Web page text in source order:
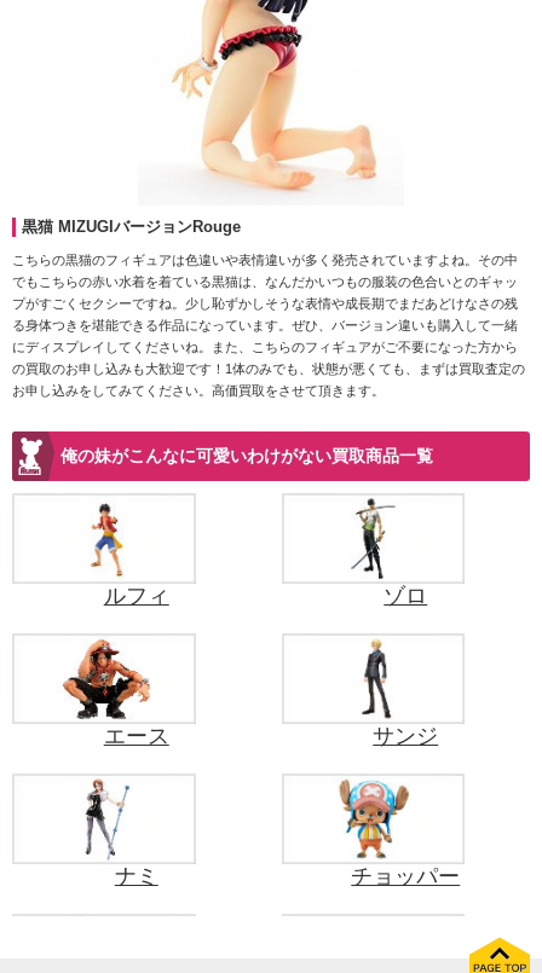
黒猫 MIZUGIバージョンRouge
こちらの黒猫のフィギュアは色違いや表情違いが多く発売されていますよね。その中
でもこちらの赤い水着を着ている黒猫は、なんだかいつもの服装の色合いとのギャッ
プがすごくセクシーですね。少し恥ずかしそうな表情や成長期でまだあどけなさの残
る身体つきを堪能できる作品になっています。ぜひ、バージョン違いも購入して一緒
にディスプレイしてくださいね。また、こちらのフィギュアがご不要になった方から
の買取のお申し込みも大歓迎です！1体のみでも、状態が悪くても、まずは買取査定の
お申し込みをしてみてください。高価買取をさせて頂きます。
俺の妹がこんなに可愛いわけがない買取商品一覧
ルフィ ゾロ
エース サンジ
ナミ チョッパー